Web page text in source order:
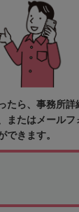
たら、事務所詳
またはメールフ
できます。